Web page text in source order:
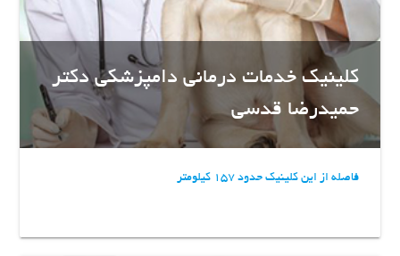
کلینیک خدمات درمانی دامپزشکی دکتر
حمیدرضا قدسی
فاصله از این کلینیک حدود 157 کیلومتر